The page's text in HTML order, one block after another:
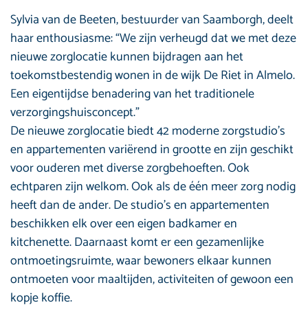
Sylvia van de Beeten, bestuurder van Saamborgh, deelt
haar enthousiasme: “We zijn verheugd dat we met deze
nieuwe zorglocatie kunnen bijdragen aan het
toekomstbestendig wonen in de wijk De Riet in Almelo.
Een eigentijdse benadering van het traditionele
verzorgingshuisconcept.”
De nieuwe zorglocatie biedt 42 moderne zorgstudio’s
en appartementen variërend in grootte en zijn geschikt
voor ouderen met diverse zorgbehoeften. Ook
echtparen zijn welkom. Ook als de één meer zorg nodig
heeft dan de ander. De studio’s en appartementen
beschikken elk over een eigen badkamer en
kitchenette. Daarnaast komt er een gezamenlijke
ontmoetingsruimte, waar bewoners elkaar kunnen
ontmoeten voor maaltijden, activiteiten of gewoon een
kopje koffie.